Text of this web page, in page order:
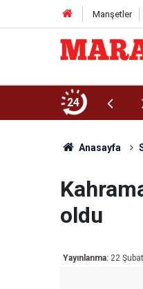
Manşetler
24
Anasayfa
oldu
Yayınlanma: 22